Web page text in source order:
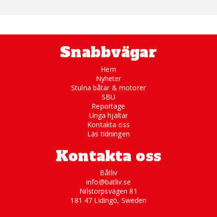
Snabbvägar
Hem
Nyheter
Stulna båtar & motorer
SBU
Reportage
Unga hjältar
Kontakta oss
Läs tidningen
Kontakta oss
Båtliv
info@batliv.se
Nilstorpsvägen 81
181 47 Lidingö, Sweden